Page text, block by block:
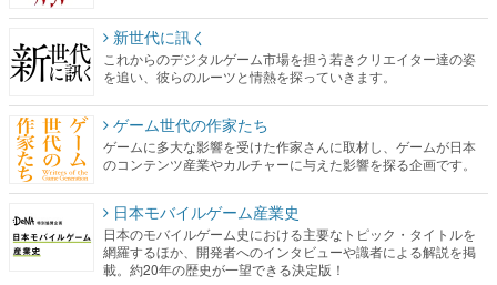
新世代に訊く
これからのデジタルゲーム市場を担う若きクリエイター達の姿
を追い、彼らのルーツと情熱を探っていきます。
ゲーム世代の作家たち
ゲームに多大な影響を受けた作家さんに取材し、ゲームが日本
のコンテンツ産業やカルチャーに与えた影響を探る企画です。
日本モバイルゲーム産業史
日本のモバイルゲーム史における主要なトピック・タイトルを
網羅するほか、開発者へのインタビューや識者による解説を掲
載。約20年の歴史が一望できる決定版！